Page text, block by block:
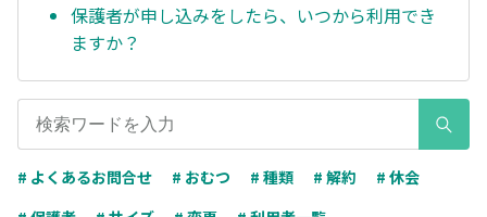
保護者が申し込みをしたら、いつから利用でき
ますか？
# よくあるお問合せ # おむつ # 種類 # 解約
# 休会